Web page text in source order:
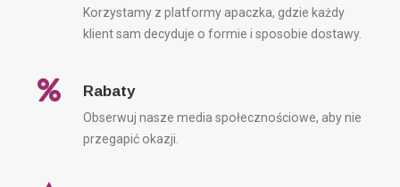
Korzystamy z platformy apaczka, gdzie każdy
klient sam decyduje o formie i sposobie dostawy.
Rabaty
Obserwuj nasze media społecznościowe, aby nie
przegapić okazji.